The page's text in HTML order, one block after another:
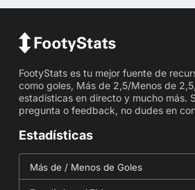
FootyStats es tu mejor fuente de
como goles, Más de 2,5/Menos de
estadísticas en directo y mucho más.
pregunta o feedback, no dudes en
Estadísticas
Más de / Menos de Goles